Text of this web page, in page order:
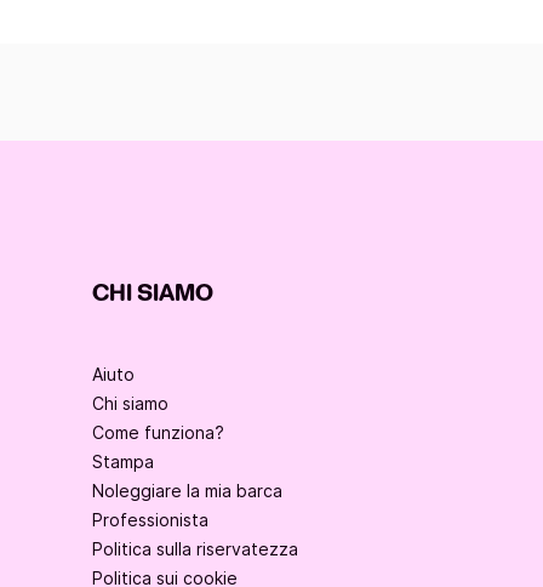
CHI SIAMO
Aiuto
Chi siamo
Come funziona?
Stampa
Noleggiare la mia barca
Professionista
Politica sulla riservatezza
Politica sui cookie